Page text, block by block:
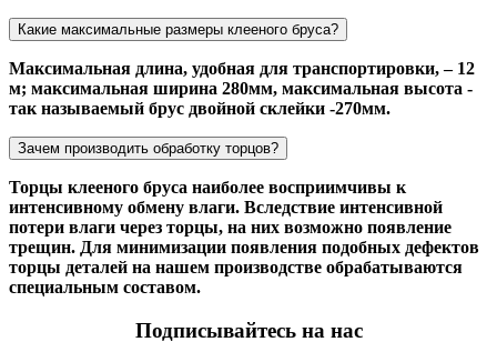
Какие максимальные размеры клееного бруса?
Максимальная длина, удобная для транспортировки, – 12
м; максимальная ширина 280мм, максимальная высота -
так называемый брус двойной склейки -270мм.
Зачем производить обработку торцов?
Торцы клееного бруса наиболее восприимчивы к
интенсивному обмену влаги. Вследствие интенсивной
потери влаги через торцы, на них возможно появление
трещин. Для минимизации появления подобных дефектов
торцы деталей на нашем производстве обрабатываются
специальным составом.
Подписывайтесь на нас